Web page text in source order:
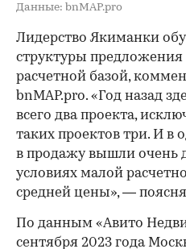
Данные: bnMAP.pro
Лидерство Якиманки
структуры
расчетной базой,
bnMAP.pro. «Год назад
всего два проекта,
таких проектов три. И в
в продажу вышли очень
условиях малой
средней цены», —
По данным «Авито
сентября 2023 года